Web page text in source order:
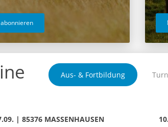
Aus- & Fortbildung
| 85376 MASSENHAUSEN